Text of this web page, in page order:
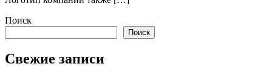
Поиск
Поиск
Свежие записи